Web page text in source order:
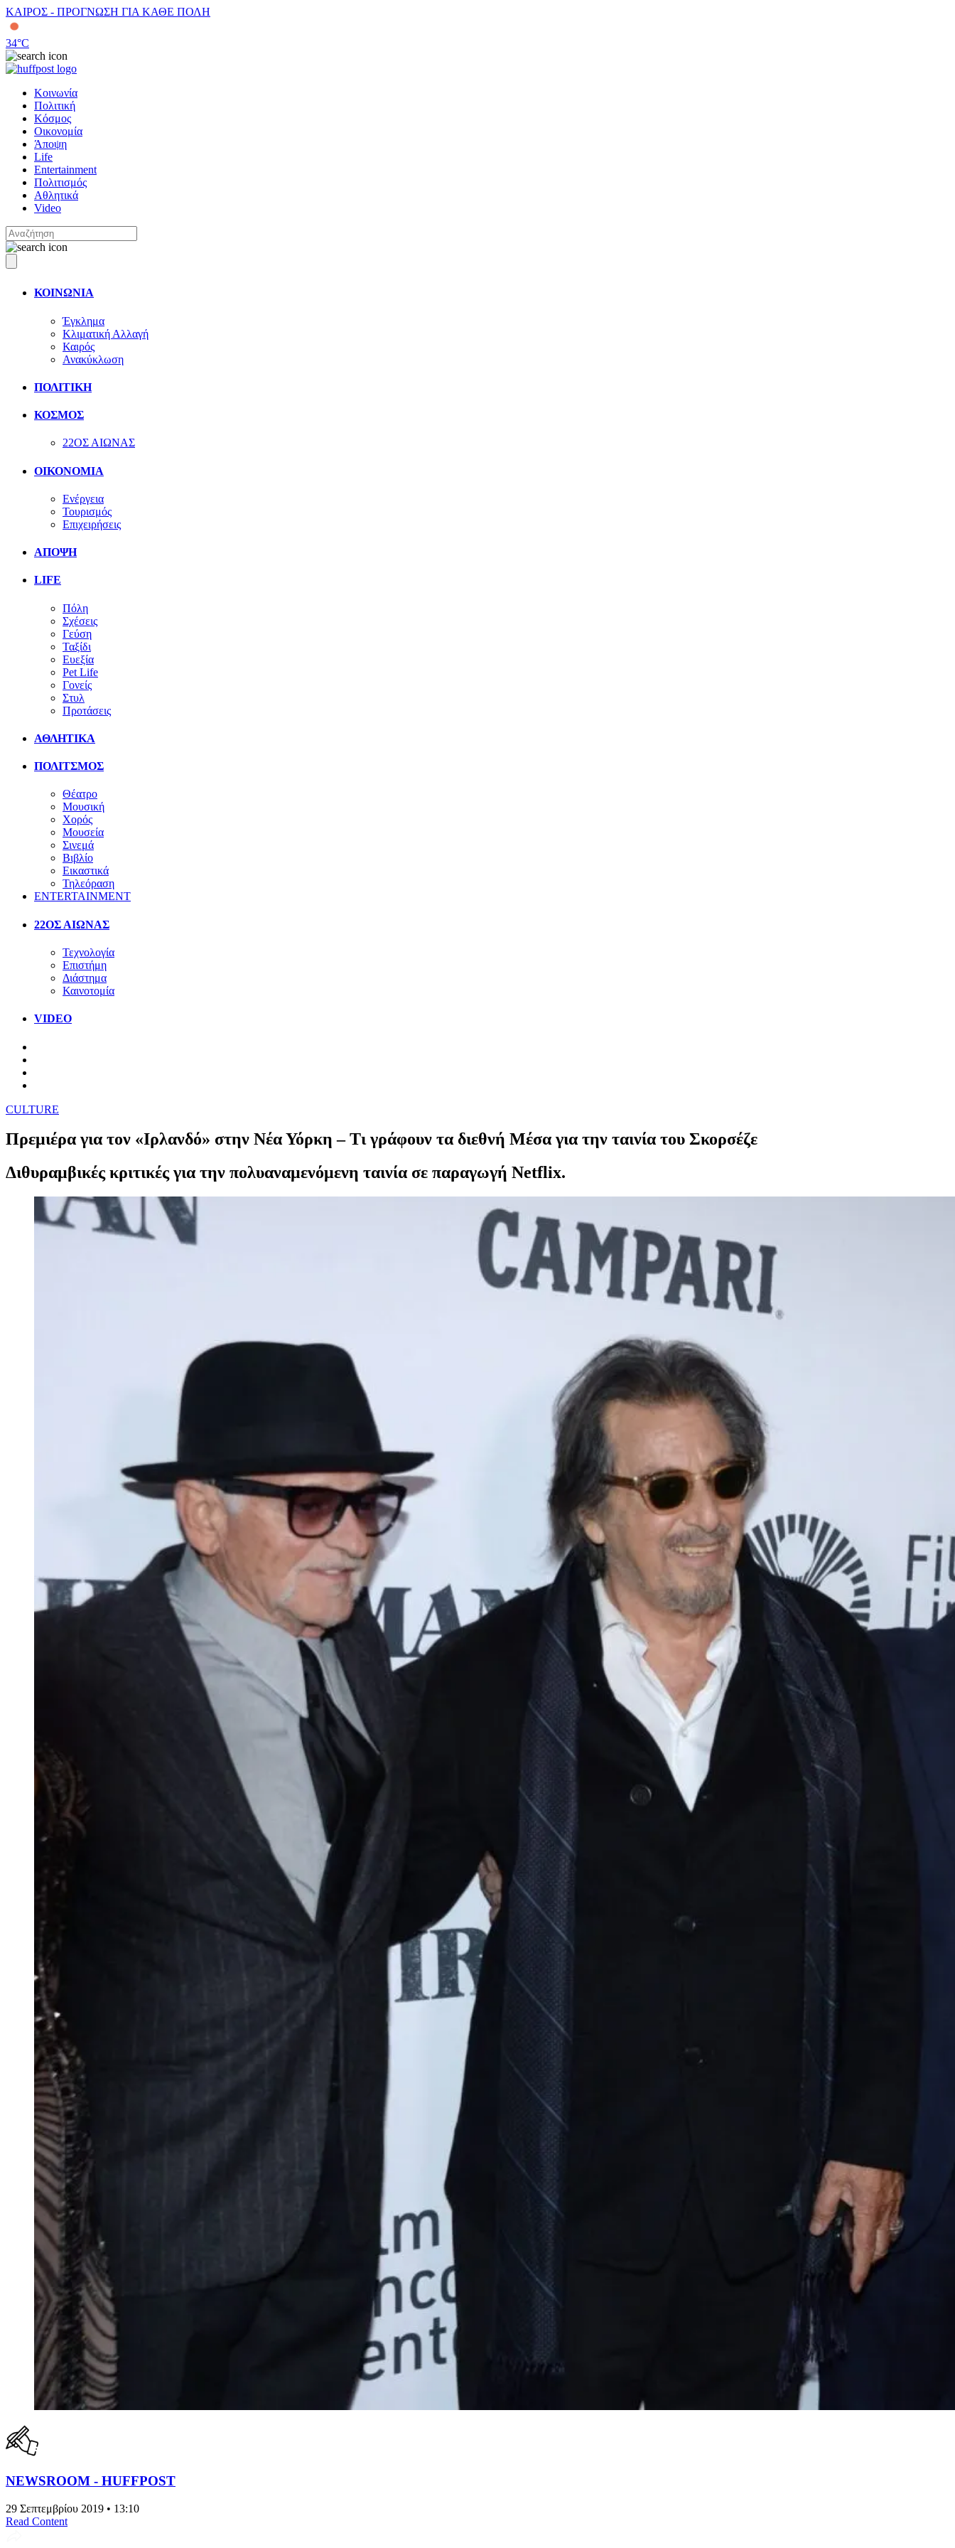
ΚΑΙΡΟΣ - ΠΡΟΓΝΩΣΗ ΓΙΑ ΚΑΘΕ ΠΟΛΗ
34°C
Κοινωνία
Πολιτική
Κόσμος
Οικονομία
Άποψη
Life
Entertainment
Πολιτισμός
Αθλητικά
Video
ΚΟΙΝΩΝΙΑ
Έγκλημα
Κλιματική Αλλαγή
Καιρός
Ανακύκλωση
ΠΟΛΙΤΙΚΗ
ΚΟΣΜΟΣ
22ΟΣ ΑΙΩΝΑΣ
ΟΙΚΟΝΟΜΙΑ
Ενέργεια
Τουρισμός
Επιχειρήσεις
ΑΠΟΨΗ
LIFE
Πόλη
Σχέσεις
Γεύση
Ταξίδι
Ευεξία
Pet Life
Γονείς
Στυλ
Προτάσεις
ΑΘΛΗΤΙΚΑ
ΠΟΛΙΤΣΜΟΣ
Θέατρο
Μουσική
Χορός
Μουσεία
Σινεμά
Βιβλίο
Εικαστικά
Τηλεόραση
ENTERTAINMENT
22ΟΣ ΑΙΩΝΑΣ
Τεχνολογία
Επιστήμη
Διάστημα
Καινοτομία
VIDEO
CULTURE
Πρεμιέρα για τον «Ιρλανδό» στην Νέα Υόρκη – Τι γράφουν τα διεθνή Μέσα για την ταινία του Σκορσέζε
Διθυραμβικές κριτικές για την πολυαναμενόμενη ταινία σε παραγωγή Netflix.
NEWSROOM - HUFFPOST
29 Σεπτεμβρίου 2019 • 13:10
Read Content